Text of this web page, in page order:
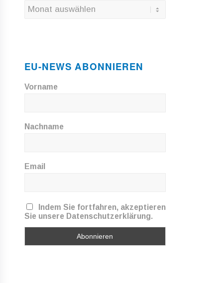
EU-NEWS ABONNIEREN
Vorname
Nachname
Email
Indem Sie fortfahren, akzeptieren
Sie unsere Datenschutzerklärung.